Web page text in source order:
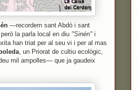
—recordem sant Abdó i sant
la parla local en diu "Sinén" i
han triat per al seu vi i per al mas
, un Priorat de cultiu ecològic,
mil ampolles— que ja gaudeix